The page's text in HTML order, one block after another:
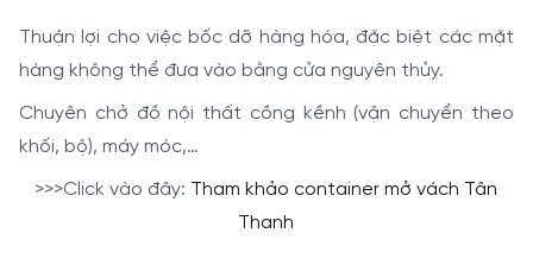
Thuận lợi cho việc bốc dỡ hàng hóa, đặc biệt các mặt
hàng không thể đưa vào bằng cửa nguyên thủy.
Chuyên chở đồ nội thất cồng kềnh (vận chuyển theo
khối, bộ), máy móc,…
>>>Click vào đây: Tham khảo container mở vách Tân
Thanh